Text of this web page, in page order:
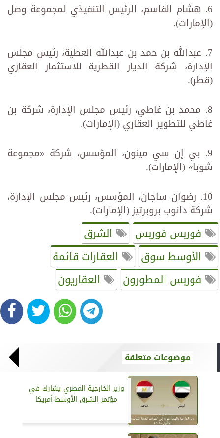
6. هشام القاسم، الرئيس التنفيذي لمجموعة وصل
(الإمارات).
7. عبدالله بن حمد بن عبدالله العطية، رئيس مجلس
الإدارة، شركة الديار القطرية للاستثمار العقاري
(قطر).
8. محمد بن غاطي، رئيس مجلس الإدارة، شركة بن
غاطي للتطوير العقاري (الإمارات).
9. بي إن سي مينون، المؤسس، شركة «مجموعة
شوبا» (الإمارات).
10. رضوان ساجان، المؤسس، رئيس مجلس الإدارة،
شركة دانوب بروبرتيز (الإمارات).
فوربس فوربس
الشرق
الأوسط سوق
العقارات قائمة
فوربس المطورون
العقاريون
موضوعات متعلقة
وزير الخارجية المصري يشارك في
مؤتمر الشرق الأوسط-أمريكا